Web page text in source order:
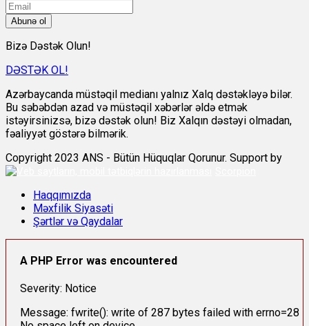
Abunə ol
Bizə Dəstək Olun!
DƏSTƏK OL!
Azərbaycanda müstəqil medianı yalnız Xalq dəstəkləyə bilər.
Bu səbəbdən azad və müstəqil xəbərlər əldə etmək
istəyirsinizsə, bizə dəstək olun! Biz Xalqın dəstəyi olmadan,
fəaliyyət göstərə bilmərik.
Copyright 2023 ANS - Bütün Hüquqlar Qorunur. Support by
Haqqımızda
Məxfilik Siyasəti
Şərtlər və Qaydalar
A PHP Error was encountered
Severity: Notice
Message: fwrite(): write of 287 bytes failed with errno=28